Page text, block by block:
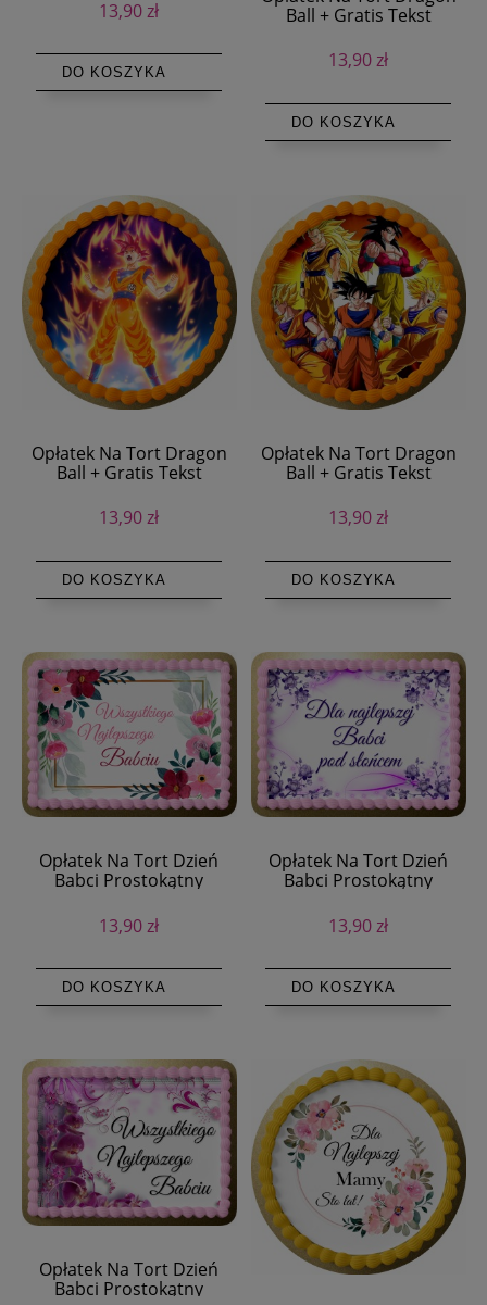
13,90 zł
DO KOSZYKA
Ball + Gratis Tekst
13,90 zł
DO KOSZYKA
Opłatek Na Tort Dragon
Ball + Gratis Tekst
13,90 zł
DO KOSZYKA
Opłatek Na Tort Dragon
Ball + Gratis Tekst
13,90 zł
DO KOSZYKA
Opłatek Na Tort Dzień
Babci Prostokątny
13,90 zł
DO KOSZYKA
Opłatek Na Tort Dzień
Babci Prostokątny
13,90 zł
DO KOSZYKA
Opłatek Na Tort Dzień
Babci Prostokątny